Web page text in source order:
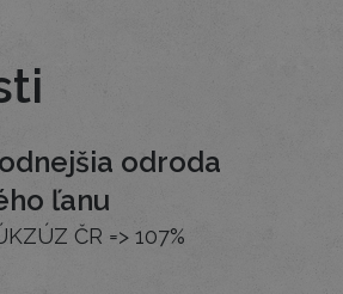
odroda
ľanu
ČR => 107%